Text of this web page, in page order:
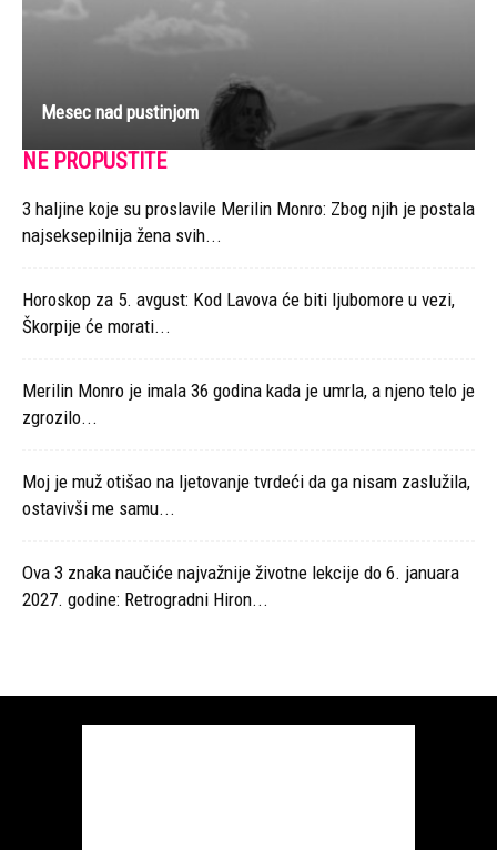
Mesec nad pustinjom
NE PROPUSTITE
3 haljine koje su proslavile Merilin Monro: Zbog njih je postala
najseksepilnija žena svih...
Horoskop za 5. avgust: Kod Lavova će biti ljubomore u vezi,
Škorpije će morati...
Merilin Monro je imala 36 godina kada je umrla, a njeno telo je
zgrozilo...
Moj je muž otišao na ljetovanje tvrdeći da ga nisam zaslužila,
ostavivši me samu...
Ova 3 znaka naučiće najvažnije životne lekcije do 6. januara
2027. godine: Retrogradni Hiron...